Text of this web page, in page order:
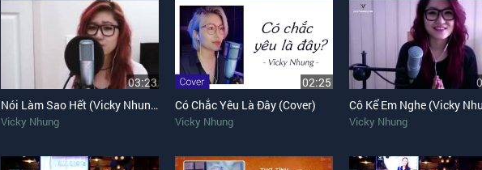
03:23
Nói Làm Sao Hết (Vicky Nhung Cover)
Vicky Nhung
02:25
Có Chắc Yêu Là Đây (Cover)
Vicky Nhung Vicky Nhung